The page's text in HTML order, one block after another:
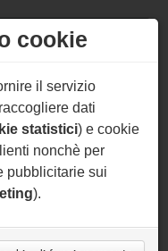
cookie
il servizio
dati
statistici) e cookie
nonchè per
pubblicitarie sui
).